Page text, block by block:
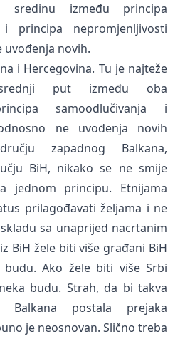
sredinu između principa
i principa nepromjenljivosti
uvođenja novih.
i Hercegovina. Tu je najteže
put između oba
samoodlučivanja i
ne uvođenja novih
zapadnog Balkana,
BiH, nikako se ne smije
jednom principu. Etnijama
prilagođavati željama i ne
sa unaprijed nacrtanim
BiH žele biti više građani BiH
Ako žele biti više Srbi
budu. Strah, da bi takva
Balkana postala prejaka
je neosnovan. Slično treba